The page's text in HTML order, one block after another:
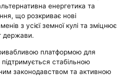
енергетика та
що розкриває нові
з усієї земної кулі та зміцнює
держави.
платформою для
стабільною
законодавством та активною